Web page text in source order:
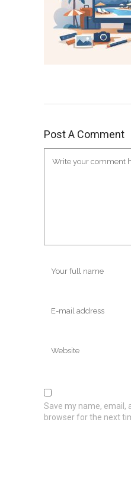
Post A Comment
Save my name, email,
browser for the next